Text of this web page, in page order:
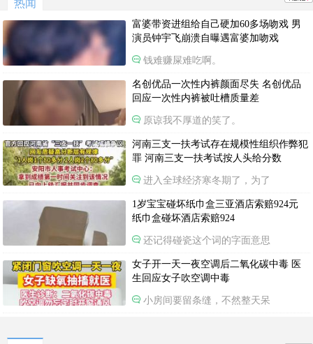
热闻
富婆带资进组给自己硬加60多场吻戏 男
演员钟宇飞崩溃自曝遇富婆加吻戏
钱难赚屎难吃啊。
名创优品一次性内裤颜面尽失 名创优品
回应一次性内裤被吐槽质量差
原谅我不厚道的笑了。
河南三支一扶考试存在规模性组织作弊犯
罪 河南三支一扶考试按人头给分数
进入全球经济寒冬期了，为了
1岁宝宝碰坏纸巾盒三亚酒店索赔924元
纸巾盒碰坏酒店索赔924
还记得碰瓷这个词的字面意思
女子开一天一夜空调后二氧化碳中毒 医
生回应女子吹空调中毒
小房间要留条缝，不然整天呆